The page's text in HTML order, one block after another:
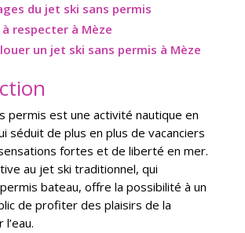
du jet ski sans permis
respecter à Mèze
un jet ski sans permis à Mèze
permis est une activité nautique en
séduit de plus en plus de vacanciers
fortes et de liberté en mer.
au jet ski traditionnel, qui
bateau, offre la possibilité à un
de profiter des plaisirs de la